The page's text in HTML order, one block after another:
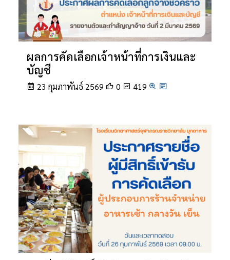
ผลการคัดเลือกเจ้าหน้าที่การเงินและ
บัญชี
23 กุมภาพันธ์ 2569 0 419